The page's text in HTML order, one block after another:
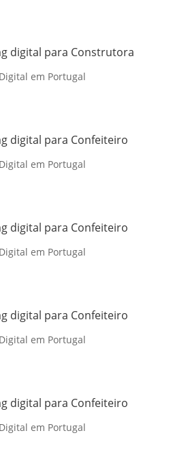
digital para Construtora
em Portugal
digital para Confeiteiro
em Portugal
digital para Confeiteiro
em Portugal
digital para Confeiteiro
em Portugal
digital para Confeiteiro
em Portugal